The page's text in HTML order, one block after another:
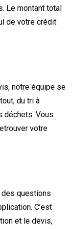
Le montant total
de votre crédit
notre équipe se
du tri à
déchets. Vous
votre
des questions
C’est
et le devis,